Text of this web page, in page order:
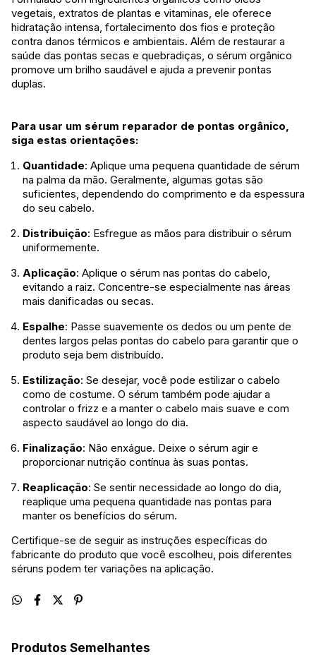
vegetais, extratos de plantas e vitaminas, ele oferece
hidratação intensa, fortalecimento dos fios e proteção
contra danos térmicos e ambientais. Além de restaurar a
saúde das pontas secas e quebradiças, o sérum orgânico
promove um brilho saudável e ajuda a prevenir pontas
duplas.
Para usar um sérum reparador de pontas orgânico,
siga estas orientações:
Quantidade: Aplique uma pequena quantidade de sérum
na palma da mão. Geralmente, algumas gotas são
suficientes, dependendo do comprimento e da espessura
do seu cabelo.
Distribuição: Esfregue as mãos para distribuir o sérum
uniformemente.
Aplicação: Aplique o sérum nas pontas do cabelo,
evitando a raiz. Concentre-se especialmente nas áreas
mais danificadas ou secas.
Espalhe: Passe suavemente os dedos ou um pente de
dentes largos pelas pontas do cabelo para garantir que o
produto seja bem distribuído.
Estilização: Se desejar, você pode estilizar o cabelo
como de costume. O sérum também pode ajudar a
controlar o frizz e a manter o cabelo mais suave e com
aspecto saudável ao longo do dia.
Finalização: Não enxágue. Deixe o sérum agir e
proporcionar nutrição contínua às suas pontas.
Reaplicação: Se sentir necessidade ao longo do dia,
reaplique uma pequena quantidade nas pontas para
manter os benefícios do sérum.
Certifique-se de seguir as instruções específicas do
fabricante do produto que você escolheu, pois diferentes
séruns podem ter variações na aplicação.
Produtos Semelhantes